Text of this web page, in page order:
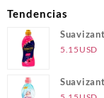
Tendencias
5.15 USD